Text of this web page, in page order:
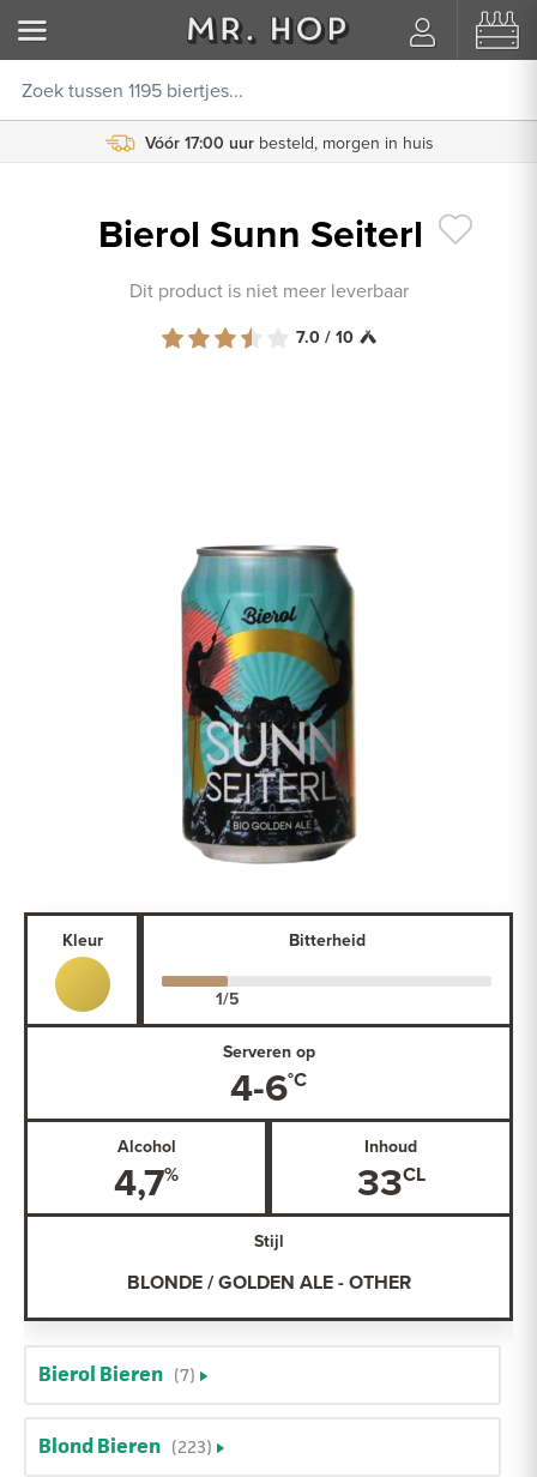
Vóór 17:00 uur besteld, morgen in huis
Bierol Sunn Seiterl
Dit product is niet meer leverbaar
7.0 / 10
Kleur Bitterheid
Serveren op
4-6
Alcohol
4,7
Inhoud
33
Stijl
BLONDE / GOLDEN ALE - OTHER
Bierol Bieren (7)
Blond Bieren (223)